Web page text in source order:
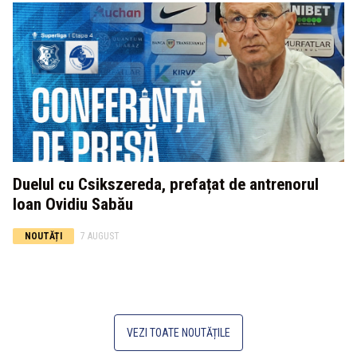
Duelul cu Csikszereda, prefațat de antrenorul
Ioan Ovidiu Sabău
NOUTĂȚI 7 AUGUST
VEZI TOATE NOUTĂȚILE